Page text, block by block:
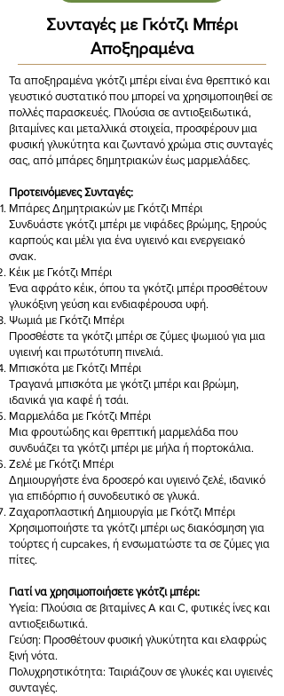
Συνταγές με Γκότζι Μπέρι
Αποξηραμένα
Τα αποξηραμένα γκότζι μπέρι είναι ένα θρεπτικό και
γευστικό συστατικό που μπορεί να χρησιμοποιηθεί σε
πολλές παρασκευές. Πλούσια σε αντιοξειδωτικά,
βιταμίνες και μεταλλικά στοιχεία, προσφέρουν μια
φυσική γλυκύτητα και ζωντανό χρώμα στις συνταγές
σας, από μπάρες δημητριακών έως μαρμελάδες.
Προτεινόμενες Συνταγές:
Μπάρες Δημητριακών με Γκότζι Μπέρι
Συνδυάστε γκότζι μπέρι με νιφάδες βρώμης, ξηρούς
καρπούς και μέλι για ένα υγιεινό και ενεργειακό
σνακ.
Κέικ με Γκότζι Μπέρι
Ένα αφράτο κέικ, όπου τα γκότζι μπέρι προσθέτουν
γλυκόξινη γεύση και ενδιαφέρουσα υφή.
Ψωμιά με Γκότζι Μπέρι
Προσθέστε τα γκότζι μπέρι σε ζύμες ψωμιού για μια
υγιεινή και πρωτότυπη πινελιά.
Μπισκότα με Γκότζι Μπέρι
Τραγανά μπισκότα με γκότζι μπέρι και βρώμη,
ιδανικά για καφέ ή τσάι.
Μαρμελάδα με Γκότζι Μπέρι
Μια φρουτώδης και θρεπτική μαρμελάδα που
συνδυάζει τα γκότζι μπέρι με μήλα ή πορτοκάλια.
Ζελέ με Γκότζι Μπέρι
Δημιουργήστε ένα δροσερό και υγιεινό ζελέ, ιδανικό
για επιδόρπιο ή συνοδευτικό σε γλυκά.
Ζαχαροπλαστική Δημιουργία με Γκότζι Μπέρι
Χρησιμοποιήστε τα γκότζι μπέρι ως διακόσμηση για
τούρτες ή cupcakes, ή ενσωματώστε τα σε ζύμες για
πίτες.
Γιατί να χρησιμοποιήσετε γκότζι μπέρι:
Υγεία: Πλούσια σε βιταμίνες A και C, φυτικές ίνες και
αντιοξειδωτικά.
Γεύση: Προσθέτουν φυσική γλυκύτητα και ελαφρώς
ξινή νότα.
Πολυχρηστικότητα: Ταιριάζουν σε γλυκές και υγιεινές
συνταγές.